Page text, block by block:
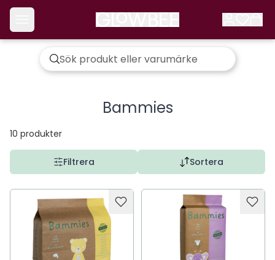
Bammies
10 produkter
Filtrera Sortera